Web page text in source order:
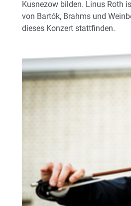
Kusnezow bilden. Linus Roth
von Bartók, Brahms und
dieses Konzert stattfinden.